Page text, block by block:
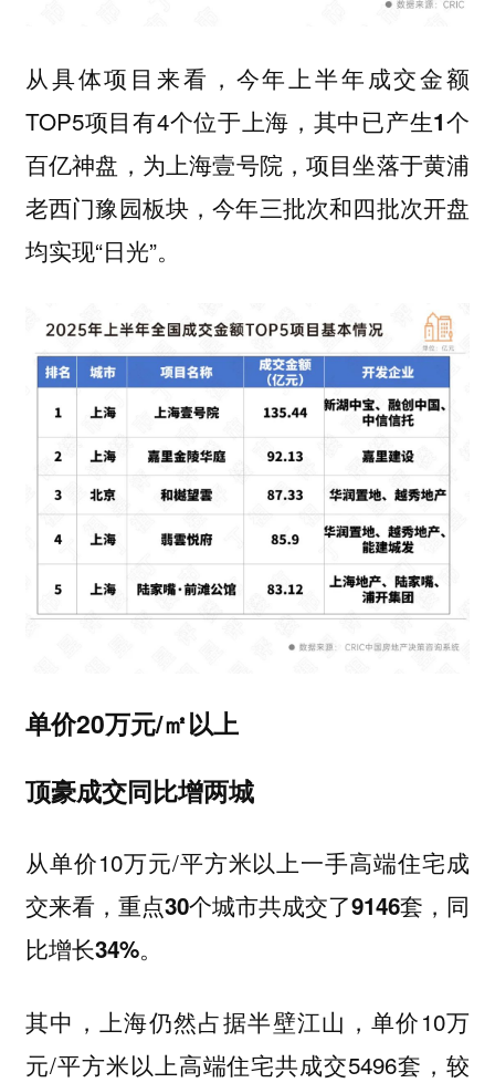
从具体项目来看，今年上半年成交金额
TOP5项目有4个位于上海， 其中已产生1个
百亿神盘 ，为上海壹号院，项目坐落于黄浦
老西门豫园板块，今年三批次和四批次开盘
均实现“日光”。
单价20万元/㎡以上
顶豪成交同比增两城
从单价10万元/平方米以上一手高端住宅成
交来看， 重点30个城市共成交了9146套，同
比增长34%。
其中，上海仍然占据半壁江山， 单价10万
元/平方米以上高端住宅共成交5496套，较